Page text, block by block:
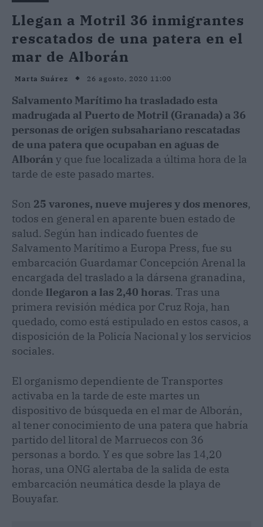
Llegan a Motril 36 inmigrantes
rescatados de una patera en el
mar de Alborán
Marta Suárez 26 agosto, 2020 11:00
Salvamento Marítimo ha trasladado esta
madrugada al Puerto de Motril (Granada) a 36
personas de origen subsahariano rescatadas
de una patera que ocupaban en aguas de
Alborán y que fue localizada a última hora de la
tarde de este pasado martes.
Son 25 varones, nueve mujeres y dos menores,
todos en general en aparente buen estado de
salud. Según han indicado fuentes de
Salvamento Marítimo a Europa Press, fue su
embarcación Guardamar Concepción Arenal la
encargada del traslado a la dársena granadina,
donde llegaron a las 2,40 horas. Tras una
primera revisión médica por Cruz Roja, han
quedado, como está estipulado en estos casos, a
disposición de la Policía Nacional y los servicios
sociales.
El organismo dependiente de Transportes
activaba en la tarde de este martes un
dispositivo de búsqueda en el mar de Alborán,
al tener conocimiento de una patera que habría
partido del litoral de Marruecos con 36
personas a bordo. Y es que sobre las 14,20
horas, una ONG alertaba de la salida de esta
embarcación neumática desde la playa de
Bouyafar.